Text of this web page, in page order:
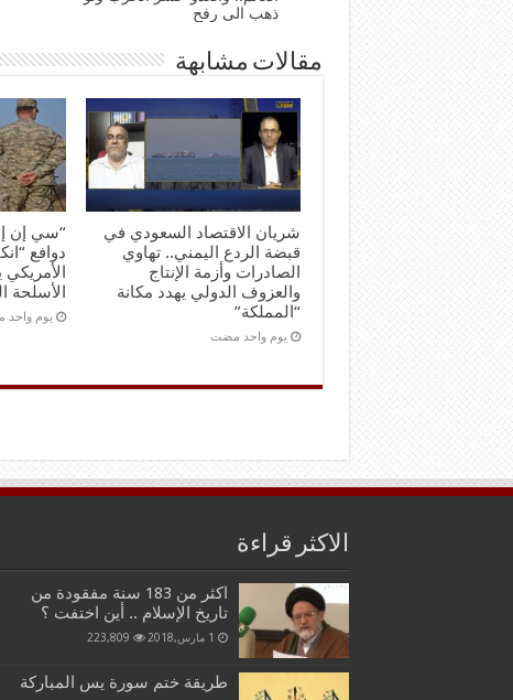
ذهب الى رفح
مقالات مشابهة
شريان الاقتصاد السعودي في
قبضة الردع اليمني.. تهاوي
الصادرات وأزمة الإنتاج
والعزوف الدولي يهدد مكانة
“المملكة”
‏يوم واحد مضت
“سي إن
دوافع
الأسلحة
‏يوم
الاكثر قراءة
اكثر من 183 سنة مفقودة من
تاريخ الإسلام .. أين اختفت ؟
1 مارس,2018 223,809
طريقة ختم سورة يس المباركة